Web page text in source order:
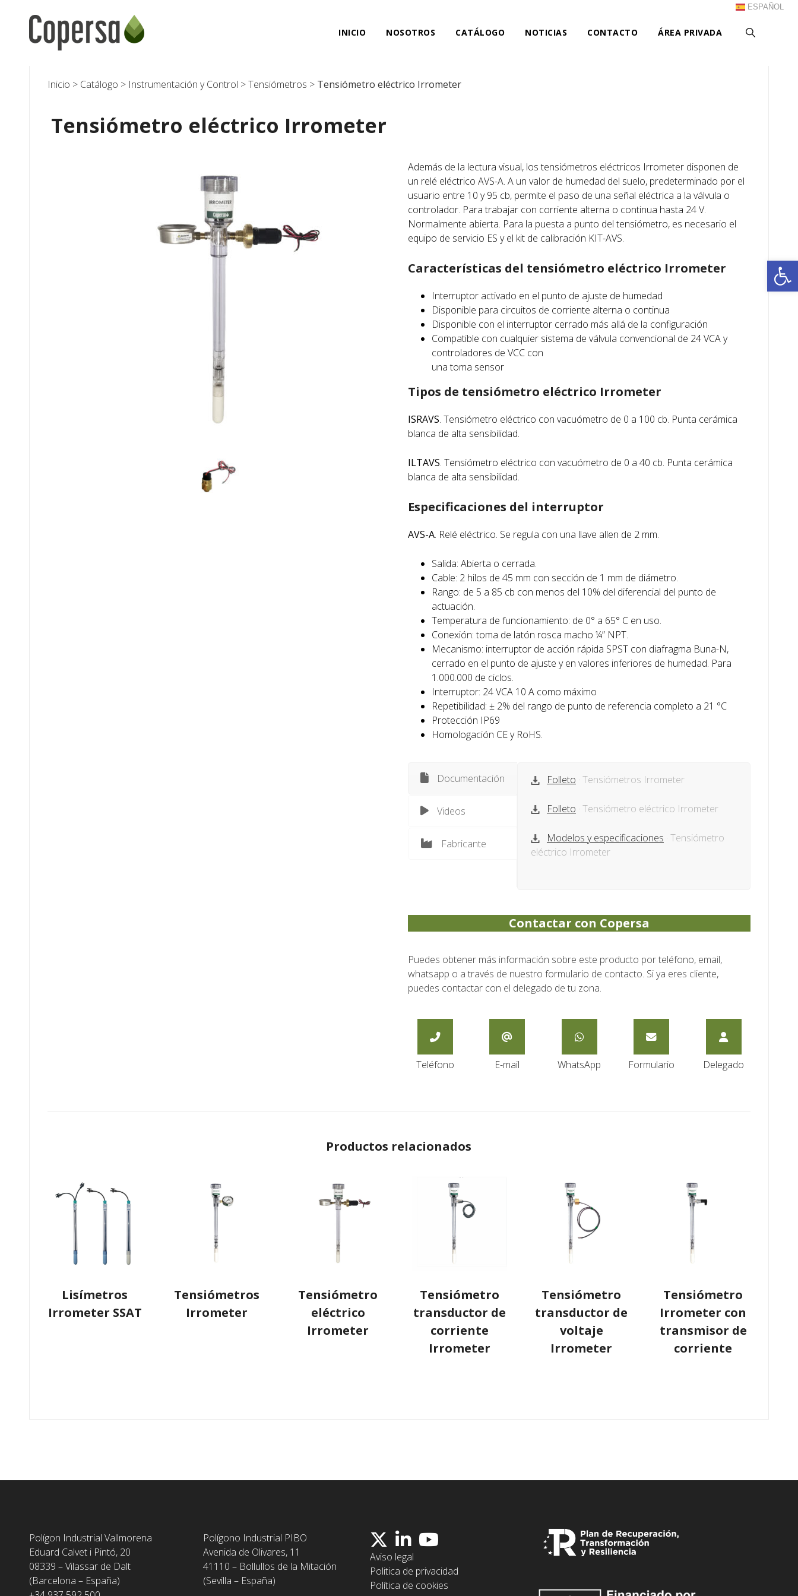
content
INICIO NOSOTROS CATÁLOGO NOTICIAS CONTACTO ÁREA PRIVADA
ESPAÑOL
Inicio > Catálogo > Instrumentación y Control >Tensiómetros > Tensiómetro eléctrico Irrometer
Tensiómetro eléctrico Irrometer
Además de la lectura visual, los tensiómetros eléctricos Irrometer disponen de
un relé eléctrico AVS-A. A un valor de humedad del suelo, predeterminado por el
usuario entre 10 y 95 cb, permite el paso de una señal eléctrica a la válvula o
controlador. Para trabajar con corriente alterna o continua hasta 24 V.
Normalmente abierta. Para la puesta a punto del tensiómetro, es necesario el
equipo de servicio ES y el kit de calibración KIT-AVS.
Características del tensiómetro eléctrico Irrometer
Interruptor activado en el punto de ajuste de humedad
Disponible para circuitos de corriente alterna o continua
Disponible con el interruptor cerrado más allá de la configuración
Compatible con cualquier sistema de válvula convencional de 24 VCA y
controladores de VCC con
una toma sensor
Tipos de tensiómetro eléctrico Irrometer
ISRAVS. Tensiómetro eléctrico con vacuómetro de 0 a 100 cb. Punta cerámica
blanca de alta sensibilidad.
ILTAVS. Tensiómetro eléctrico con vacuómetro de 0 a 40 cb. Punta cerámica
blanca de alta sensibilidad.
Especificaciones del interruptor
AVS-A. Relé eléctrico. Se regula con una llave allen de 2 mm.
Salida: Abierta o cerrada.
Cable: 2 hilos de 45 mm con sección de 1 mm de diámetro.
Rango: de 5 a 85 cb con menos del 10% del diferencial del punto de
actuación.
Temperatura de funcionamiento: de 0° a 65° C en uso.
Conexión: toma de latón rosca macho ¼” NPT.
Mecanismo: interruptor de acción rápida SPST con diafragma Buna-N,
cerrado en el punto de ajuste y en valores inferiores de humedad. Para
1.000.000 de ciclos.
Interruptor: 24 VCA 10 A como máximo
Repetibilidad: ± 2% del rango de punto de referencia completo a 21 °C
Protección IP69
Homologación CE y RoHS.
Documentación
Videos
Fabricante
Folleto · Tensiómetros Irrometer
Folleto · Tensiómetro eléctrico Irrometer
Modelos y especificaciones · Tensiómetro
eléctrico Irrometer
Contactar con Copersa
Puedes obtener más información sobre este producto por teléfono, email,
whatsapp o a través de nuestro formulario de contacto. Si ya eres cliente,
puedes contactar con el delegado de tu zona.
Teléfono E-mail WhatsApp Formulario Delegado
Productos relacionados
Lisímetros
Irrometer SSAT
Tensiómetros
Irrometer
Tensiómetro
eléctrico
Irrometer
Tensiómetro
transductor de
corriente
Irrometer
Tensiómetro
transductor de
voltaje
Irrometer
Tensiómetro
Irrometer con
transmisor de
corriente
Polígon Industrial Vallmorena
Eduard Calvet i Pintó, 20
08339 – Vilassar de Dalt
(Barcelona – España)
Polígono Industrial PIBO
Avenida de Olivares, 11
41110 – Bollullos de la Mitación
(Sevilla – España)
Aviso legal
Politica de privacidad
Política de cookies